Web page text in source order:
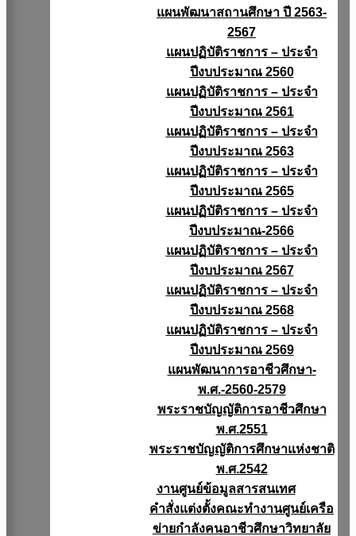
แผนพัฒนาสถานศึกษา ปี 2563-
2567
แผนปฏิบัติราชการ – ประจำ
ปีงบประมาณ 2560
แผนปฏิบัติราชการ – ประจำ
ปีงบประมาณ 2561
แผนปฏิบัติราชการ – ประจำ
ปีงบประมาณ 2563
แผนปฏิบัติราชการ – ประจำ
ปีงบประมาณ 2565
แผนปฏิบัติราชการ – ประจำ
ปีงบประมาณ-2566
แผนปฏิบัติราชการ – ประจำ
ปีงบประมาณ 2567
แผนปฏิบัติราชการ – ประจำ
ปีงบประมาณ 2568
แผนปฏิบัติราชการ – ประจำ
ปีงบประมาณ 2569
แผนพัฒนาการอาชีวศึกษา-
พ.ศ.-2560-2579
พระราชบัญญัติการอาชีวศึกษา
พ.ศ.2551
พระราชบัญญัติการศึกษาแห่งชาติ
พ.ศ.2542
งานศูนย์ข้อมูลสารสนเทศ
คำสั่งแต่งตั้งคณะทำงานศูนย์เครือ
ข่ายกำลังคนอาชีวศึกษาวิทยาลัย